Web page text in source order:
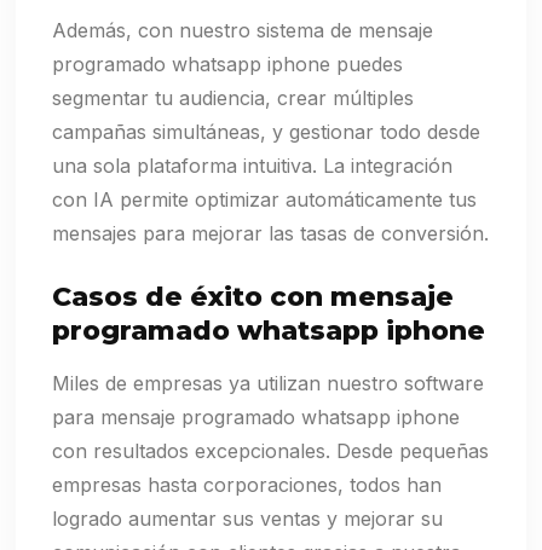
Además, con nuestro sistema de mensaje
programado whatsapp iphone puedes
segmentar tu audiencia, crear múltiples
campañas simultáneas, y gestionar todo desde
una sola plataforma intuitiva. La integración
con IA permite optimizar automáticamente tus
mensajes para mejorar las tasas de conversión.
Casos de éxito con mensaje
programado whatsapp iphone
Miles de empresas ya utilizan nuestro software
para mensaje programado whatsapp iphone
con resultados excepcionales. Desde pequeñas
empresas hasta corporaciones, todos han
logrado aumentar sus ventas y mejorar su